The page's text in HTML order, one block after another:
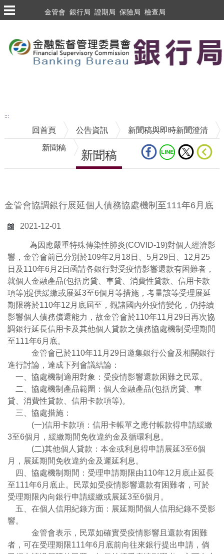
跳到主要內容區塊
金管會 銀行局 證期局 保險局 檢查局
:::
回首頁 公告資訊 新聞稿與即時新聞澄清
新聞稿
新聞稿
金管會協調銀行展延個人債務協處機制至111年6月底
2021-12-01
為因應嚴重特殊傳染性肺炎(COVID-19)對個人經濟影
響，金管會前已分別於109年2月18日、5月29日、12月25
日及110年6月2日函請各銀行對受疫情影響還款有困難者，
就個人金融產品(包括房貸、車貸、消費性貸款、信用卡款
項等)提供緩繳或展延3至6個月等措施，考量該等受理展延
期限將於110年12月底屆至，觀諸國內外疫情變化，仍持續
影響個人債務償還能力，故金管會於110年11月29日再次協
調銀行延長信用卡及其他個人貸款之債務協處機制受理期間
至111年6月底。
金管會已於110年11月29日邀集銀行公會及相關銀行
進行討論，達成下列會議結論：
一、協處機制適用對象：受疫情影響還款困難之民眾。
二、協處機制產品範圍：個人金融產品(包括房貸、車
貸、消費性貸款、信用卡款項等)。
三、協處措施：
(一)信用卡款項：信用卡帳單之應付帳款得申請緩繳
3至6個月，緩繳期間免收違約金及循環利息。
(二)其他個人貸款：本金或利息得申請展延3至6個
月，展延期間免收違約金及遲延利息。
四、協處機制期間：受理申請期限由110年12月底止延長
至111年6月底止。民眾如受疫情影響還款有困難者，可於
受理期限內向銀行申請緩繳或展延3至6個月。
五、在個人信用紀錄方面：展延期間個人信用紀錄不受影
響。
金管會表示，民眾如確實受疫情影響且還款有困難
者，可在受理期限111年6月底前向往來銀行提出申請，倘